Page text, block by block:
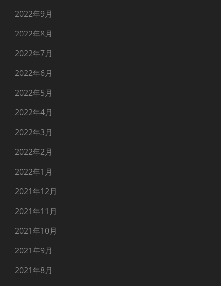
2022年9月
2022年8月
2022年7月
2022年6月
2022年5月
2022年4月
2022年3月
2022年2月
2022年1月
2021年12月
2021年11月
2021年10月
2021年9月
2021年8月